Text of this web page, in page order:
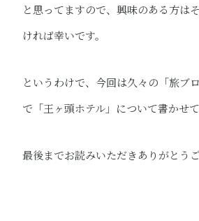
と思ってますので、興味のある方は
ければ幸いです。
というわけで、今回は久々の「旅ブ
で「王ヶ頭ホテル」について書かせ
最後までお読みいただきありがとうご